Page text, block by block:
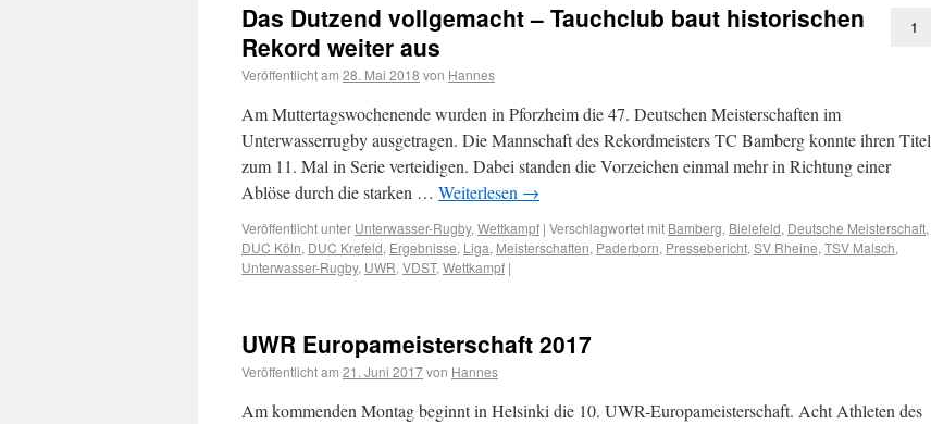
Das Dutzend vollgemacht – Tauchclub baut historischen
Rekord weiter aus
1
Veröffentlicht am 28. Mai 2018 von Hannes
Am Muttertagswochenende wurden in Pforzheim die 47. Deutschen Meisterschaften im
Unterwasserrugby ausgetragen. Die Mannschaft des Rekordmeisters TC Bamberg konnte ihren Titel
zum 11. Mal in Serie verteidigen. Dabei standen die Vorzeichen einmal mehr in Richtung einer
Ablöse durch die starken … Weiterlesen →
Veröffentlicht unter Unterwasser-Rugby, Wettkampf | Verschlagwortet mit Bamberg, Bielefeld, Deutsche Meisterschaft,
DUC Köln, DUC Krefeld, Ergebnisse, Liga, Meisterschaften, Paderborn, Pressebericht, SV Rheine, TSV Malsch,
Unterwasser-Rugby, UWR, VDST, Wettkampf |
UWR Europameisterschaft 2017
Veröffentlicht am 21. Juni 2017von Hannes
Am kommenden Montag beginnt in Helsinki die 10. UWR-Europameisterschaft. Acht Athleten des